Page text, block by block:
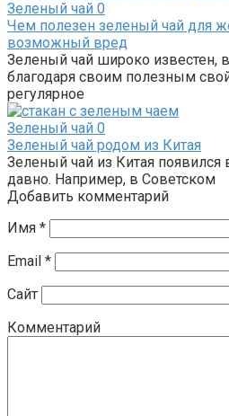
Зеленый чай 0
Чем полезен зеленый чай для
возможный вред
Зеленый чай широко известен,
благодаря своим полезным
регулярное
Зеленый чай 0
Зеленый чай родом из Китая
Зеленый чай из Китая появился
давно. Например, в Советском
Добавить комментарий
Имя *
Email *
Сайт
Комментарий